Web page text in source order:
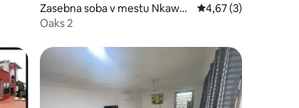
Zasebna soba v mestu Nkawka
w
Povprečna ocena:
4,67 (3)
Oaks 2